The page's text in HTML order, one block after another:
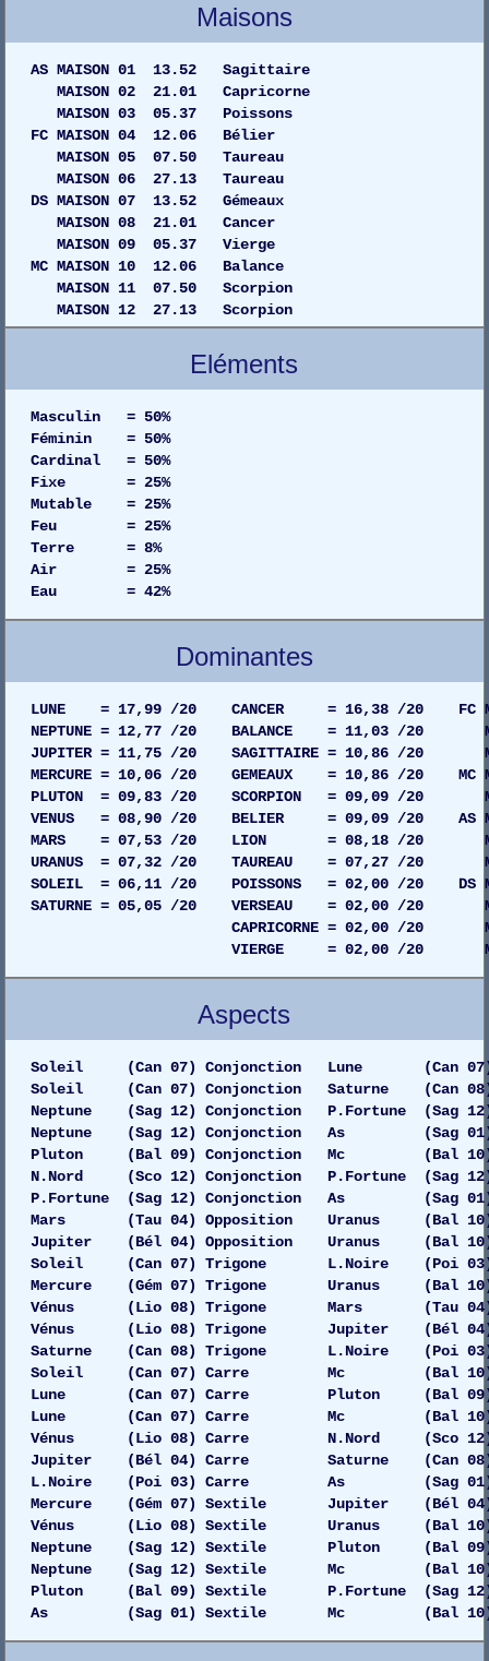
Maisons
AS MAISON 01 13.52 Sagittaire
MAISON 02 21.01 Capricorne
MAISON 03 05.37 Poissons
FC MAISON 04 12.06 Bélier
MAISON 05 07.50 Taureau
MAISON 06 27.13 Taureau
DS MAISON 07 13.52 Gémeaux
MAISON 08 21.01 Cancer
MAISON 09 05.37 Vierge
MC MAISON 10 12.06 Balance
MAISON 11 07.50 Scorpion
MAISON 12 27.13 Scorpion
Eléments
Masculin = 50%
Féminin = 50%
Cardinal = 50%
Fixe = 25%
Mutable = 25%
Feu = 25%
Terre = 8%
Air = 25%
Eau = 42%
Dominantes
LUNE = 17,99 /20 CANCER = 16,38 /20 FC
NEPTUNE = 12,77 /20 BALANCE = 11,03 /20
JUPITER = 11,75 /20 SAGITTAIRE = 10,86 /20
MERCURE = 10,06 /20 GEMEAUX = 10,86 /20 MC
PLUTON = 09,83 /20 SCORPION = 09,09 /20
VENUS = 08,90 /20 BELIER = 09,09 /20 AS
MARS = 07,53 /20 LION = 08,18 /20
URANUS = 07,32 /20 TAUREAU = 07,27 /20
SOLEIL = 06,11 /20 POISSONS = 02,00 /20 DS
SATURNE = 05,05 /20 VERSEAU = 02,00 /20
CAPRICORNE = 02,00 /20
VIERGE = 02,00 /20 MAISON
Aspects
Soleil (Can 07) Conjonction Lune (Can 07)
Soleil (Can 07) Conjonction Saturne (Can 08)
Neptune (Sag 12) Conjonction P.Fortune (Sag
Neptune (Sag 12) Conjonction As (Sag 01)
Pluton (Bal 09) Conjonction Mc (Bal 10)
N.Nord (Sco 12) Conjonction P.Fortune (Sag
P.Fortune (Sag 12) Conjonction As (Sag 01)
Mars (Tau 04) Opposition Uranus (Bal 10)
Jupiter (Bél 04) Opposition Uranus (Bal 10)
Soleil (Can 07) Trigone L.Noire (Poi
Mercure (Gém 07) Trigone Uranus (Bal 10)
Vénus (Lio 08) Trigone Mars (Tau 04)
Vénus (Lio 08) Trigone Jupiter (Bél
Saturne (Can 08) Trigone L.Noire (Poi
Soleil (Can 07) Carre Mc (Bal 10)
Lune (Can 07) Carre Pluton (Bal 09)
Lune (Can 07) Carre Mc (Bal 10)
Vénus (Lio 08) Carre N.Nord (Sco 12)
Jupiter (Bél 04) Carre Saturne (Can 08)
L.Noire (Poi 03) Carre As (Sag 01)
Mercure (Gém 07) Sextile Jupiter (Bél
Vénus (Lio 08) Sextile Uranus (Bal 10)
Neptune (Sag 12) Sextile Pluton (Bal 09)
Neptune (Sag 12) Sextile Mc (Bal 10)
Pluton (Bal 09) Sextile P.Fortune (Sag 12)
As (Sag 01) Sextile Mc (Bal 10)